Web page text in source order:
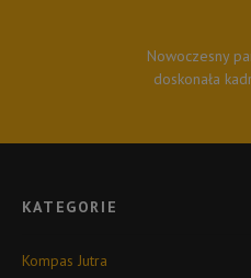
Nowoczesny
doskonała
KATEGORIE
Kompas Jutra